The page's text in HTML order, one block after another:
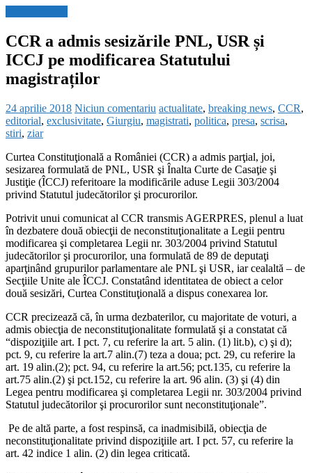
CCR a admis sesizările PNL, USR și
ICCJ pe modificarea Statutului
magistraților
24 aprilie 2018 Niciun comentariu actualitate, breaking news, CCR,
editorial, exclusivitate, Giurgiu, magistrati, politica, presa, scrisa,
stiri, ziar
Curtea Constituţională a României (CCR) a admis parţial, joi,
sesizarea formulată de PNL, USR şi Înalta Curte de Casaţie şi
Justiţie (ÎCCJ) referitoare la modificările aduse Legii 303/2004
privind Statutul judecătorilor şi procurorilor.
Potrivit unui comunicat al CCR transmis AGERPRES, plenul a luat
în dezbatere două obiecţii de neconstituţionalitate a Legii pentru
modificarea şi completarea Legii nr. 303/2004 privind Statutul
judecătorilor şi procurorilor, una formulată de 89 de deputaţi
aparţinând grupurilor parlamentare ale PNL şi USR, iar cealaltă – de
Secţiile Unite ale ÎCCJ. Constatând identitatea de obiect a celor
două sesizări, Curtea Constituţională a dispus conexarea lor.
CCR precizează că, în urma dezbaterilor, cu majoritate de voturi, a
admis obiecţia de neconstituţionalitate formulată şi a constatat că
“dispoziţiile art. I pct. 7, cu referire la art. 5 alin. (1) lit.b), c) şi d);
pct. 9, cu referire la art.7 alin.(7) teza a doua; pct. 29, cu referire la
art. 19 alin.(2); pct. 94, cu referire la art.56; pct.135, cu referire la
art.75 alin.(2) şi pct.152, cu referire la art. 96 alin. (3) şi (4) din
Legea pentru modificarea şi completarea Legii nr. 303/2004 privind
Statutul judecătorilor şi procurorilor sunt neconstituţionale”.
Pe de altă parte, a fost respinsă, ca inadmisibilă, obiecţia de
neconstituţionalitate privind dispoziţiile art. I pct. 57, cu referire la
art. 42 indice 1 alin. (2) din legea criticată.